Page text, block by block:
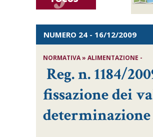
NUMERO 24 - 16/12/2009
NORMATIVA » ALIMENTAZIONE -
Reg. n. 1184/
fissazione dei